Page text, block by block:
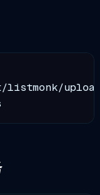
listmonk/